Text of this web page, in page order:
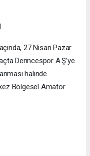
27 Nisan Pazar
Derincespor A.Ş’ye
halinde
Bölgesel Amatör